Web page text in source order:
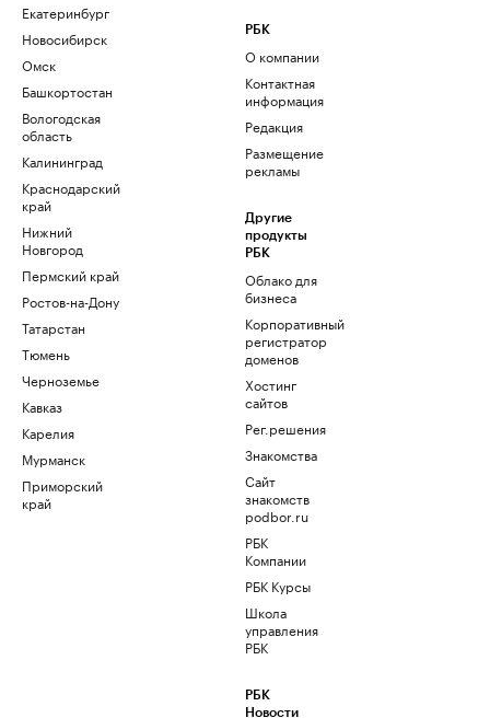
Екатеринбург
Новосибирск
Омск
Башкортостан
Вологодская
область
Калининград
Краснодарский
край
Нижний
Новгород
Пермский край
Ростов-на-Дону
Татарстан
Тюмень
Черноземье
Кавказ
Карелия
Мурманск
Приморский
край
РБК
О компании
Контактная
информация
Редакция
Размещение
рекламы
Другие
продукты
РБК
Облако для
бизнеса
Корпоративный
регистратор
доменов
Хостинг
сайтов
Рег.решения
Знакомства
Сайт
знакомств
podbor.ru
РБК
Компании
РБК Курсы
Школа
управления
РБК
РБК
Новости